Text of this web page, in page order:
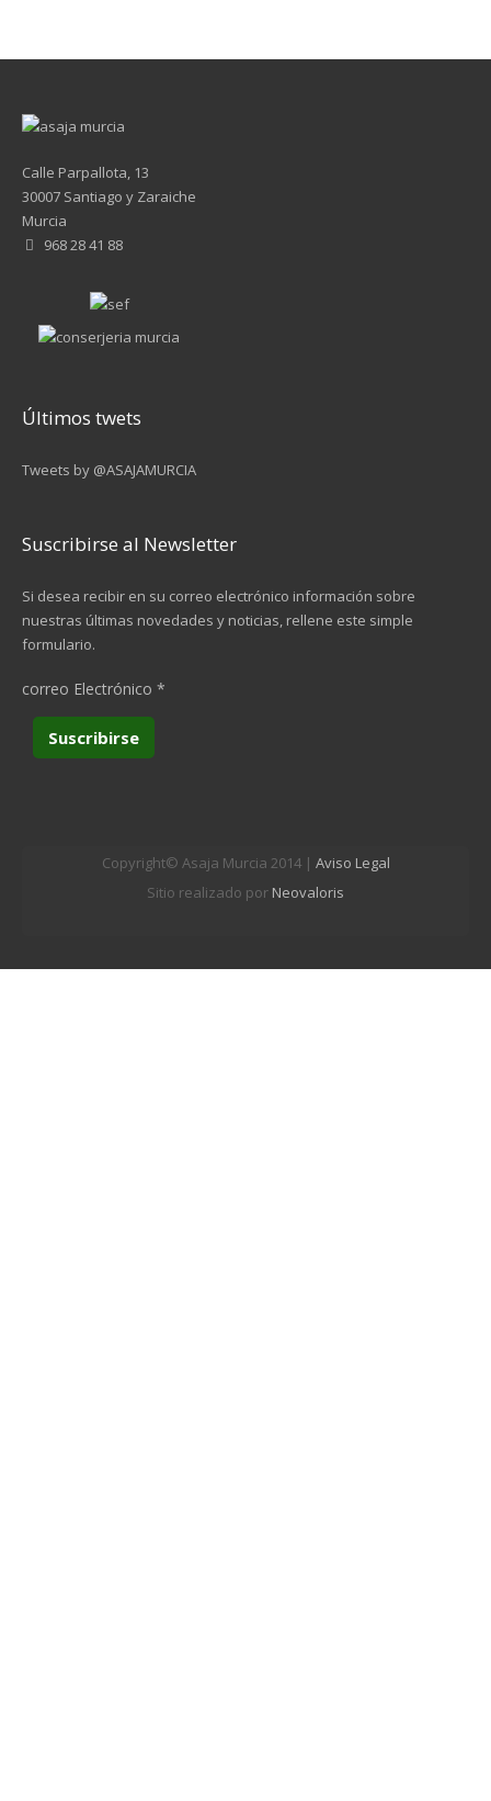
Calle Parpallota, 13
30007 Santiago y Zaraiche
Murcia
968 28 41 88
Últimos twets
Tweets by @ASAJAMURCIA
Suscribirse al Newsletter
Si desea recibir en su correo electrónico información sobre
nuestras últimas novedades y noticias, rellene este simple
formulario.
correo Electrónico *
Copyright© Asaja Murcia 2014 | Aviso Legal
Sitio realizado por Neovaloris